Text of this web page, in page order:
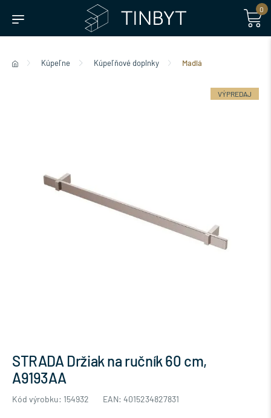
0
Kúpeľne Kúpeľňové doplnky Madlá
STRADA Držiak na ručník 60 cm,
A9193AA
Kód výrobku: 154932 EAN: 4015234827831
VÝPREDAJ